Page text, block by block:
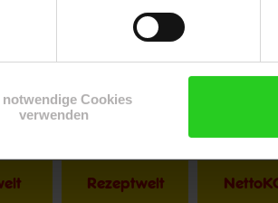
notwendige Cookies
verwenden
Rezeptwelt